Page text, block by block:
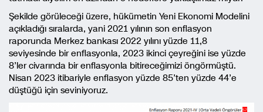
Şekilde görüleceği üzere, hükümetin Yeni Ekonomi Modelini
açıkladığı sıralarda, yani 2021 yılının son enflasyon
raporunda Merkez bankası 2022 yılını yüzde 11,8
seviyesinde bir enflasyonla, 2023 ikinci çeyreğini ise yüzde
8’ler civarında bir enflasyonla bitireceğimizi öngörmüştü.
Nisan 2023 itibariyle enflasyon yüzde 85’ten yüzde 44’e
düştüğü için seviniyoruz.